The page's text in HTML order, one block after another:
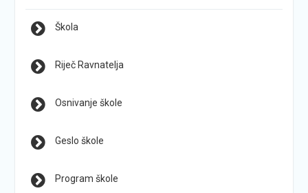
Škola
Riječ Ravnatelja
Osnivanje škole
Geslo škole
Program škole